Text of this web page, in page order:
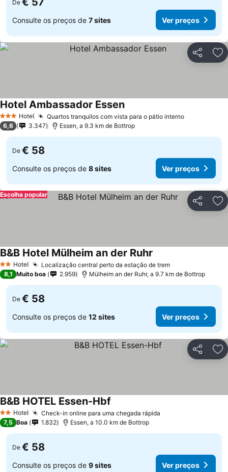
De
Consulte os preços de 7 sites Ver preços
Partilhar
3 EstrelasHotel Quartos tranquilos com vista para o pátio internoVer preços
Hotel Ambassador EssenVer preços
6,6 3.347 Essen, a 9.3 km de Bottrop
De € 58
Consulte os preços de 8 sites Ver preços
Partilhar
Escolha popular
2 Estrelas
Hotel Localização central perto da estação de tremVer preços
B&B Hotel Mülheim an der Ruhr
8,1 Muito boa 2.959 Mülheim an der Ruhr, a 9.7 km de Bottrop
De € 58
Consulte os preços de 12 sites Ver preços
Partilhar
2 Estrelas
Hotel Check-in online para uma chegada rápida
B&B HOTEL Essen-Hbf
7,5 Boa 1.832 Essen, a 10.0 km de Bottrop
De € 58
Consulte os preços de 9 sites Ver preços